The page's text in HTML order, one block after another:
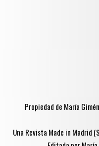
Propiedad de María
Una Revista Made in Madrid